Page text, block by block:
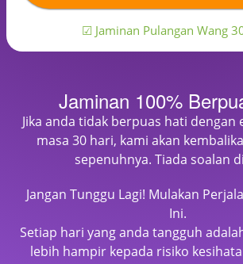
☑ Jaminan Pulangan Wang
Jaminan 100%
Jika anda tidak berpuas hati dengan
masa 30 hari, kami akan
sepenuhnya. Tiada soalan
Jangan Tunggu Lagi! Mulakan
Ini.
Setiap hari yang anda tangguh
lebih hampir kepada risiko